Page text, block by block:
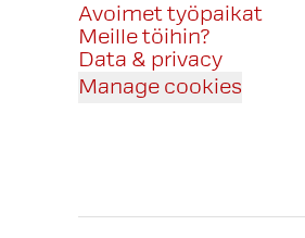
Avoimet työpaikat
Meille töihin?
Data & privacy
Manage cookies